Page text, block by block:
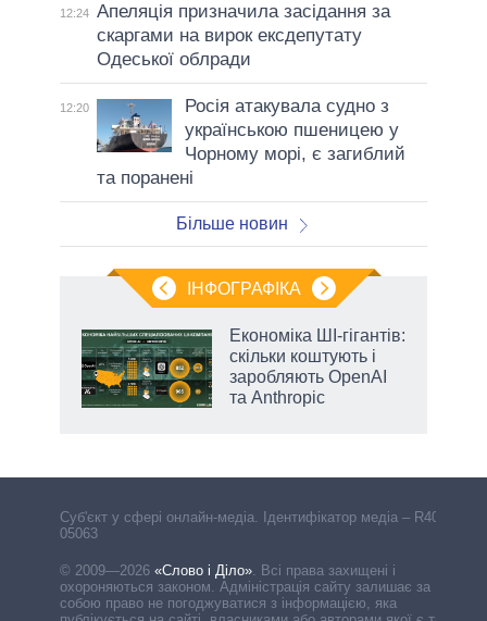
12:24 Апеляція призначила засідання за
скаргами на вирок ексдепутату
Одеської облради
12:20
Росія атакувала судно з
українською пшеницею у
Чорному морі, є загиблий
та поранені
Більше новин
ІНФОГРАФІКА
Економіка ШІ-гігантів:
скільки коштують і
заробляють OpenAI
та Anthropic
Cуб'єкт у сфері онлайн-медіа. Ідентифікатор медіа – R40-
05063
© 2009—2026 «Слово і Діло». Всі права захищені і
охороняються законом. Адміністрація сайту залишає за
собою право не погоджуватися з інформацією, яка